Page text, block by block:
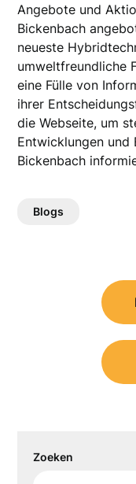
Angebote und
Bickenbach
neueste
umweltfreundliche
eine Fülle von
ihrer
die Webseite, um
Entwicklungen und
Bickenbach
Blogs
Zoeken